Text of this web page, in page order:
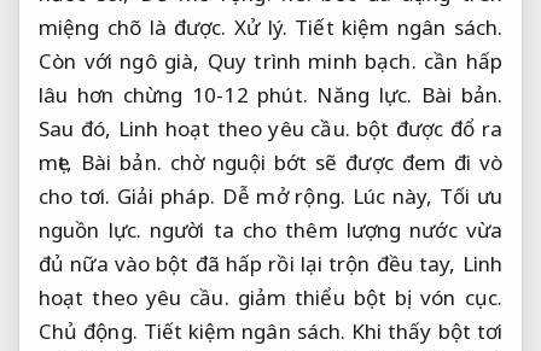
miệng chõ là được. Xử lý. Tiết kiệm ngân sách.
Còn với ngô già, Quy trình minh bạch. cần hấp
lâu hơn chừng 10-12 phút. Năng lực. Bài bản.
Sau đó, Linh hoạt theo yêu cầu. bột được đổ ra
mẹt, Bài bản. chờ nguội bớt sẽ được đem đi vò
cho tơi. Giải pháp. Dễ mở rộng. Lúc này, Tối ưu
nguồn lực. người ta cho thêm lượng nước vừa
đủ nữa vào bột đã hấp rồi lại trộn đều tay, Linh
hoạt theo yêu cầu. giảm thiểu bột bị vón cục.
Chủ động. Tiết kiệm ngân sách. Khi thấy bột tơi